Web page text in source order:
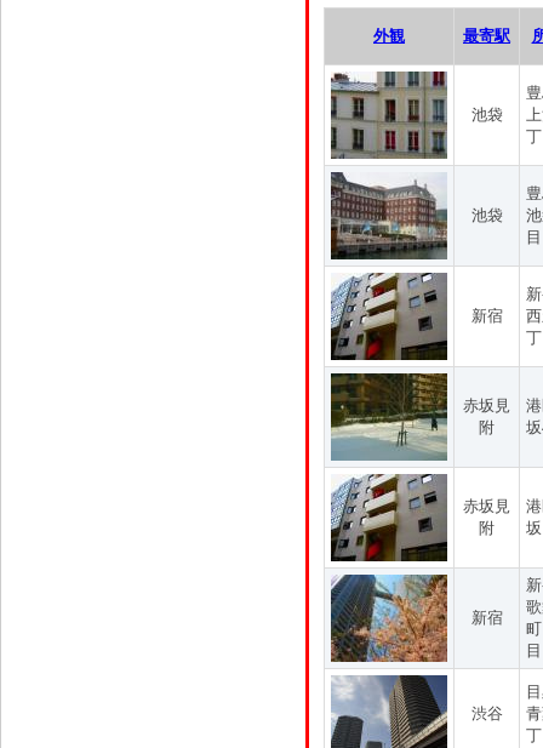
外観 最寄駅
池袋
池袋
新宿
赤坂見
附
赤坂見
附
新宿
目
渋谷